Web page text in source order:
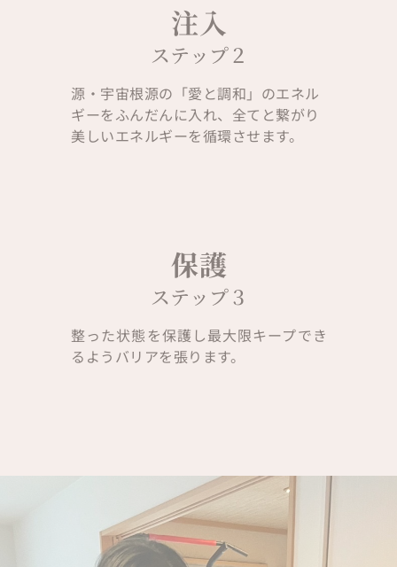
注入
ステップ２
源・宇宙根源の「愛と調和」のエネル
ギーをふんだんに入れ、全てと繋がり
美しいエネルギーを循環させます。
保護
ステップ３
整った状態を保護し最大限キープでき
るようバリアを張ります。